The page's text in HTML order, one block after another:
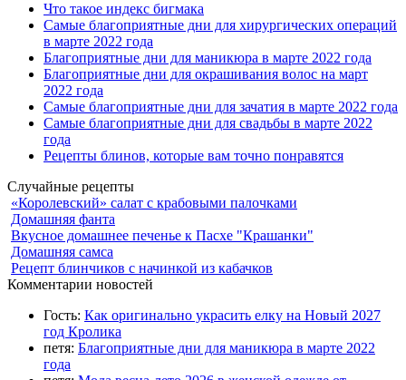
Что такое индекс бигмака
Самые благоприятные дни для хирургических операций
в марте 2022 года
Благоприятные дни для маникюра в марте 2022 года
Благоприятные дни для окрашивания волос на март
2022 года
Самые благоприятные дни для зачатия в марте 2022 года
Самые благоприятные дни для свадьбы в марте 2022
года
Рецепты блинов, которые вам точно понравятся
Случайные рецепты
«Королевский» салат с крабовыми палочками
Домашняя фанта
Вкусное домашнее печенье к Пасхе "Крашанки"
Домашняя самса
Рецепт блинчиков с начинкой из кабачков
Комментарии новостей
Гость: Как оригинально украсить елку на Новый 2027
год Кролика
петя: Благоприятные дни для маникюра в марте 2022
года